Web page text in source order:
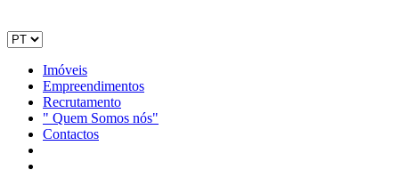
Imóveis
Empreendimentos
Recrutamento
" Quem Somos nós"
Contactos